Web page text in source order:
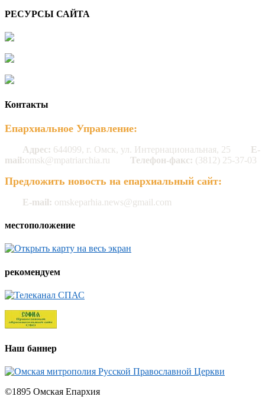
РЕСУРСЫ САЙТА
Контакты
Епархиальное Управление:
Адрес: 644099, г. Омск, ул. Интернациональная, 25
E-
mail:omsk@mpatriarchia.ru Телефон-факс: (3812) 25-37-03
Предложить новость на епархиальный сайт:
E-mail: omskeparhia.news@gmail.com
местоположение
рекомендуем
Наш баннер
©1895 Омская Епархия